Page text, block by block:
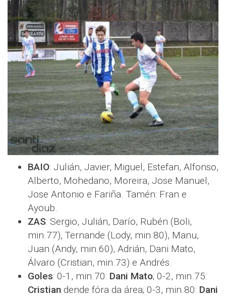
BAIO: Julián, Javier, Miguel, Estefan, Alfonso,
Alberto, Mohedano, Moreira, Jose Manuel,
Jose Antonio e Fariña. Tamén: Fran e
Ayoub.
ZAS: Sergio, Julián, Darío, Rubén (Boli,
min.77), Ternande (Lody, min.80), Manu,
Juan (Andy, min.60), Adrián, Dani Mato,
Álvaro (Cristian, min.73) e Andrés.
Goles: 0-1, min.70: Dani Mato; 0-2, min.75:
Cristian dende fóra da área; 0-3, min.80: Dani